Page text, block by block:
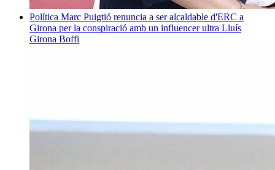
Política Marc Puigtió renuncia a ser alcaldable d'ERC a
Girona per la conspiració amb un influencer ultra Lluís
Girona Boffi